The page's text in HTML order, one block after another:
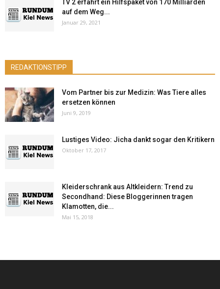
TV 2 erfährt ein Hilfspaket von 170 Milliarden
auf dem Weg...
Januar 29, 2021
REDAKTIONSTIPP
Vom Partner bis zur Medizin: Was Tiere alles
ersetzen können
Juni 9, 2019
Lustiges Video: Jicha dankt sogar den Kritikern
Oktober 17, 2017
Kleiderschrank aus Altkleidern: Trend zu
Secondhand: Diese Bloggerinnen tragen
Klamotten, die...
Mai 15, 2018